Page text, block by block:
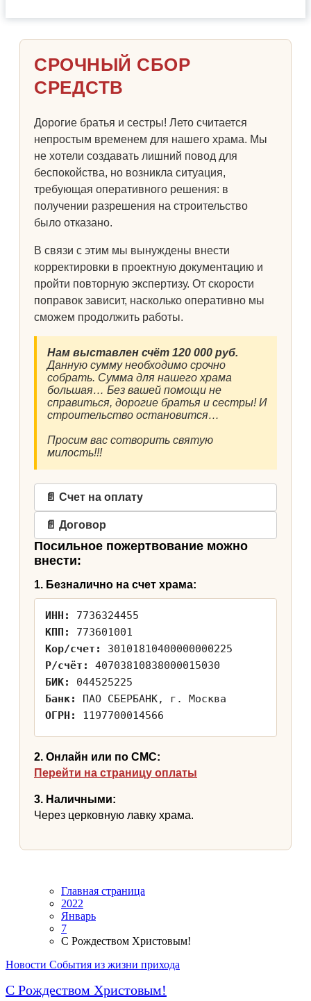
СРОЧНЫЙ СБОР
СРЕДСТВ
Дорогие братья и сестры! Лето считается
непростым временем для нашего храма. Мы
не хотели создавать лишний повод для
беспокойства, но возникла ситуация,
требующая оперативного решения: в
получении разрешения на строительство
было отказано.
В связи с этим мы вынуждены внести
корректировки в проектную документацию и
пройти повторную экспертизу. От скорости
поправок зависит, насколько оперативно мы
сможем продолжить работы.
Нам выставлен счёт 120 000 руб.
Данную сумму необходимо срочно
собрать. Сумма для нашего храма
большая… Без вашей помощи не
справиться, дорогие братья и сестры! И
строительство остановится…
Просим вас сотворить святую
милость!!!
📄 Счет на оплату
📄 Договор
Посильное пожертвование можно
внести:
1. Безналично на счет храма:
ИНН:
7736324455
КПП:
773601001
Кор/счет:
30101810400000000225
Р/счёт:
40703810838000015030
БИК:
044525225
Банк:
ПАО СБЕРБАНК, г. Москва
ОГРН:
1197700014566
2. Онлайн или по СМС:
Перейти на страницу оплаты
3. Наличными:
Через церковную лавку храма.
Главная страница
2022
Январь
7
С Рождеством Христовым!
Новости События из жизни прихода
С Рождеством Христовым!